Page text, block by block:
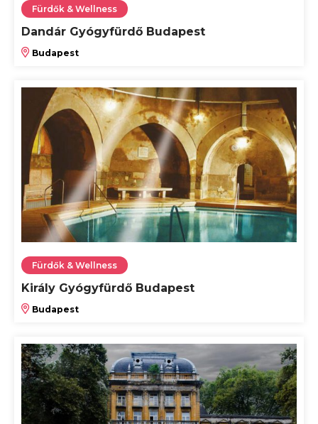
Fürdők & Wellness
Dandár Gyógyfürdő Budapest
Budapest
Fürdők & Wellness
Király Gyógyfürdő Budapest
Budapest